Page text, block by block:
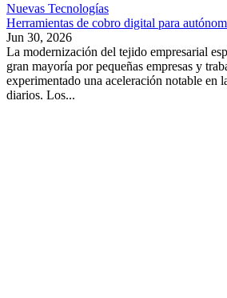
Nuevas Tecnologías
Herramientas de cobro digital para
Jun 30, 2026
La modernización del tejido empresarial
gran mayoría por pequeñas empresas y
experimentado una aceleración notable en
diarios. Los...